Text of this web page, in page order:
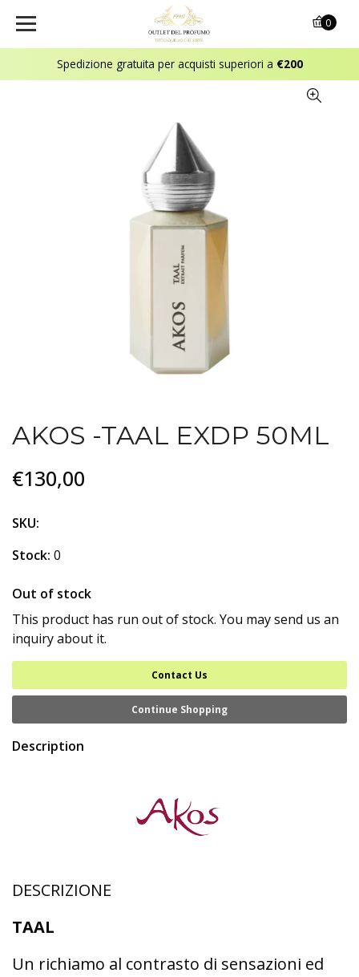
Spedizione gratuita per acquisti superiori a €200
0
AKOS -TAAL EXDP 50ML
€130,00
SKU:
Stock: 0
Out of stock
This product has run out of stock. You may send us an
inquiry about it.
Contact Us
Continue Shopping
Description
DESCRIZIONE
TAAL
Un richiamo al contrasto di sensazioni ed